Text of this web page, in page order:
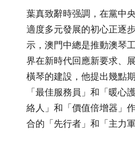
葉真致辭時强調，在黨中
適度多元發展的初心正逐
示，澳門中總是推動澳琴
界在新時代回應新要求、
橫琴的建設，他提出幾點
「最佳服務員」和「暖心
絡人」和「價值倍增器」
合的「先行者」和「主力軍